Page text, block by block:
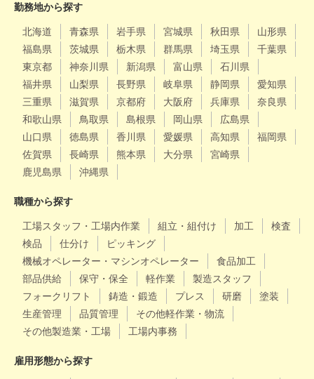
勤務地から探す
北海道 青森県 岩手県 宮城県 秋田県
山形県
福島県
茨城県 栃木県 群馬県 埼玉県
千葉県
東京都
神奈川県 新潟県 富山県
石川県
福井県
山梨県 長野県 岐阜県 静岡県
愛知県
三重県
滋賀県 京都府 大阪府 兵庫県
奈良県
和歌山県
鳥取県 島根県 岡山県
広島県
山口県
徳島県 香川県 愛媛県 高知県
福岡県
佐賀県
長崎県 熊本県 大分県
宮崎県
鹿児島県
沖縄県
職種から探す
工場スタッフ・工場内作業 組立・組付け 加工
検査
検品
仕分け
ピッキング
機械オペレーター・マシンオペレーター
食品加工
部品供給
保守・保全 軽作業
製造スタッフ
フォークリフト
鋳造・鍛造 プレス 研磨
塗装
生産管理
品質管理
その他軽作業・物流
その他製造業・工場
工場内事務
雇用形態から探す